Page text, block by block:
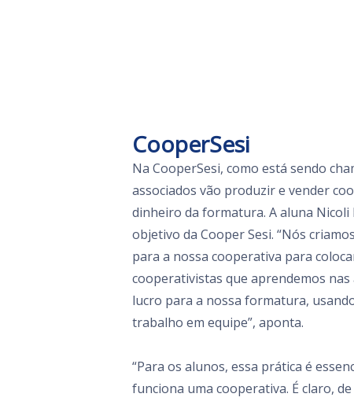
CooperSesi
Na CooperSesi, como está sendo
associados vão produzir e vender
dinheiro da formatura. A aluna Nicoli
objetivo da Cooper Sesi. “Nós
para a nossa cooperativa para
cooperativistas que aprendemos
lucro para a nossa formatura,
trabalho em equipe”, aponta.
“Para os alunos, essa prática é
funciona uma cooperativa. É claro,